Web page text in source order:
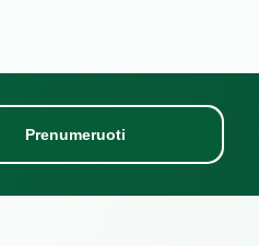
Prenumeruoti